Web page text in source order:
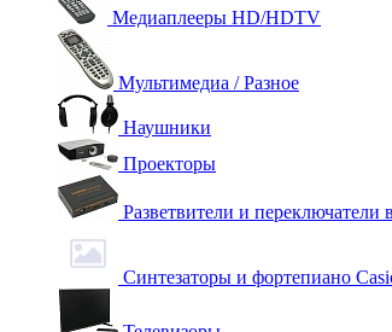
Медиаплееры HD/HDTV
Мультимедиа / Разное
Наушники
Проекторы
Разветвители и переключатели
Синтезаторы и фортепиано